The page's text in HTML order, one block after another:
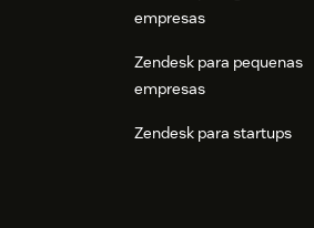
empresas
Zendesk para pequenas
empresas
Zendesk para startups